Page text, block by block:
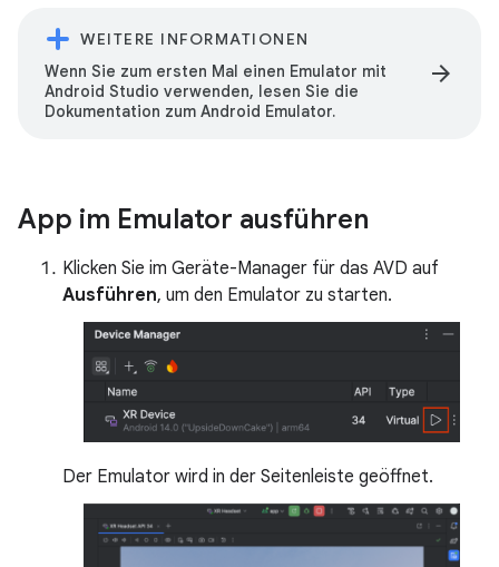
WEITERE INFORMATIONEN
Wenn Sie zum ersten Mal einen Emulator mit
Android Studio verwenden, lesen Sie die
Dokumentation zum Android Emulator.
arrow_forward
App im Emulator ausführen
Klicken Sie im Geräte-Manager für das AVD auf
Ausführen, um den Emulator zu starten.
Der Emulator wird in der Seitenleiste geöffnet.